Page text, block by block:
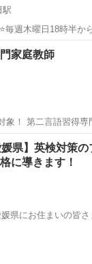
駅
えています。役に
田駅 英会話
家庭教師
院生が、
｣や｢苦手｣ととこと
分からない｣｢教科書
駅 英語 1級
県】英検対策
に導きます！